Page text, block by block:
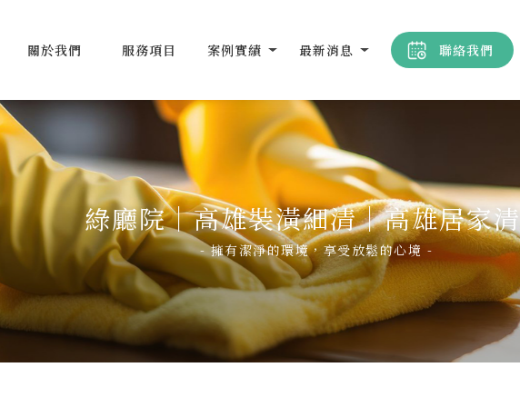
關於我們 服務項目 案例實績 最新消息 聯絡我們
綠廳院｜高雄裝潢細清｜高雄居家